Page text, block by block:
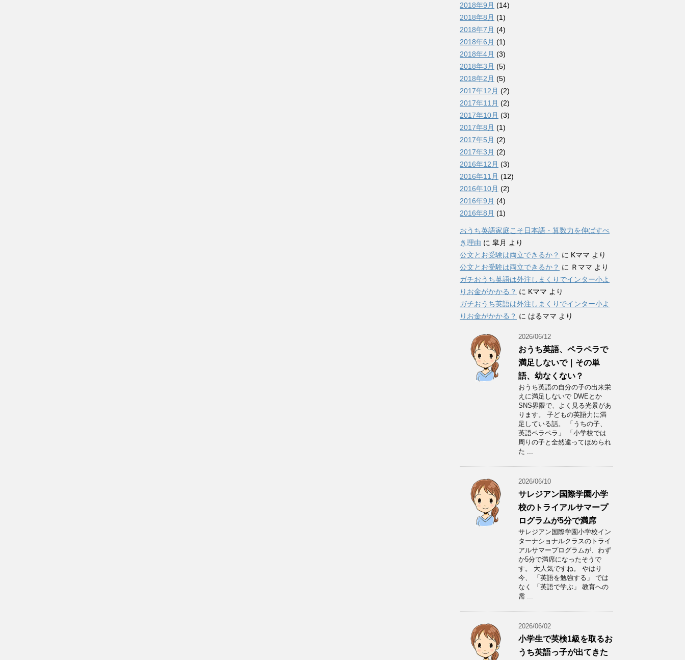
2018年9月 (14)
2018年8月 (1)
2018年7月 (4)
2018年6月 (1)
2018年4月 (3)
2018年3月 (5)
2018年2月 (5)
2017年12月 (2)
2017年11月 (2)
2017年10月 (3)
2017年8月 (1)
2017年5月 (2)
2017年3月 (2)
2016年12月 (3)
2016年11月 (12)
2016年10月 (2)
2016年9月 (4)
2016年8月 (1)
おうち英語家庭こそ日本語・算数力を伸ばすべ
き理由 に 皐月 より
公文とお受験は両立できるか？ に Kママ より
公文とお受験は両立できるか？ に Ｒママ より
ガチおうち英語は外注しまくりでインター小よ
りお金がかかる？ に Kママ より
ガチおうち英語は外注しまくりでインター小よ
りお金がかかる？ に はるママ より
2026/06/12
おうち英語、ペラペラで
満足しないで｜その単
語、幼なくない？
おうち英語の自分の子の出来栄
えに満足しないで DWEとか
SNS界隈で、よく見る光景があ
ります。 子どもの英語力に満
足している話。 「うちの子、
英語ペラペラ」 「小学校では
周りの子と全然違ってほめられ
た ...
2026/06/10
サレジアン国際学園小学
校のトライアルサマープ
ログラムが5分で満席
サレジアン国際学園小学校イン
ターナショナルクラスのトライ
アルサマープログラムが、わず
か5分で満席になったそうで
す。 大人気ですね。 やはり
今、 「英語を勉強する」 では
なく 「英語で学ぶ」 教育への
需 ...
2026/06/02
小学生で英検1級を取るお
うち英語っ子が出てきた